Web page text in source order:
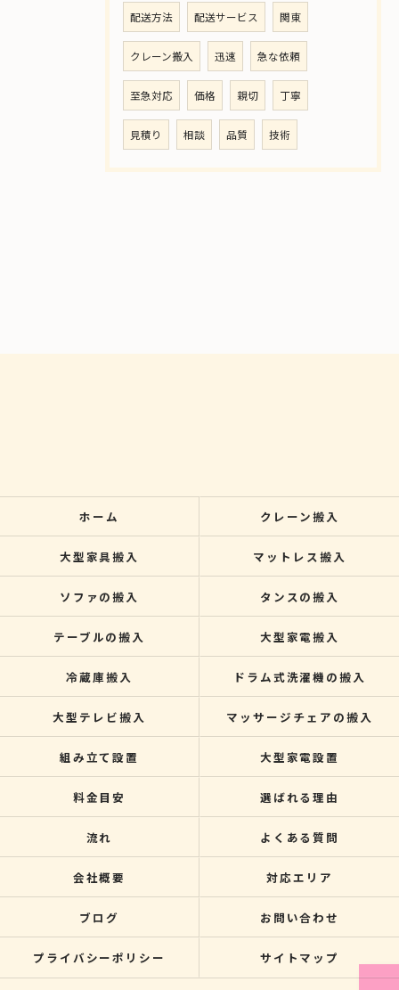
配送方法 配送サービス 関東
クレーン搬入 迅速 急な依頼
至急対応 価格 親切 丁寧
見積り 相談 品質 技術
ホーム クレーン搬入
大型家具搬入 マットレス搬入
ソファの搬入 タンスの搬入
テーブルの搬入 大型家電搬入
冷蔵庫搬入 ドラム式洗濯機の搬入
大型テレビ搬入 マッサージチェアの搬入
組み立て設置 大型家電設置
料金目安 選ばれる理由
流れ よくある質問
会社概要 対応エリア
ブログ お問い合わせ
プライバシーポリシー サイトマップ